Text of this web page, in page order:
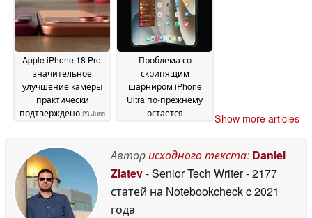
June 2026
25 June 2026
Apple iPhone 18 Pro:
значительное
улучшение камеры
практически
подтверждено 23 June
Проблема со
скрипящим
шарниром iPhone
Ultra по-прежнему
остается
« Apple » дала
зеленый свет на
запуск производства
своёго складного
дисплея
Show more articles
Авторисходного текста: Daniel
Zlatev- Senior Tech Writer- 2177
статей на Notebookcheckc 2021
года